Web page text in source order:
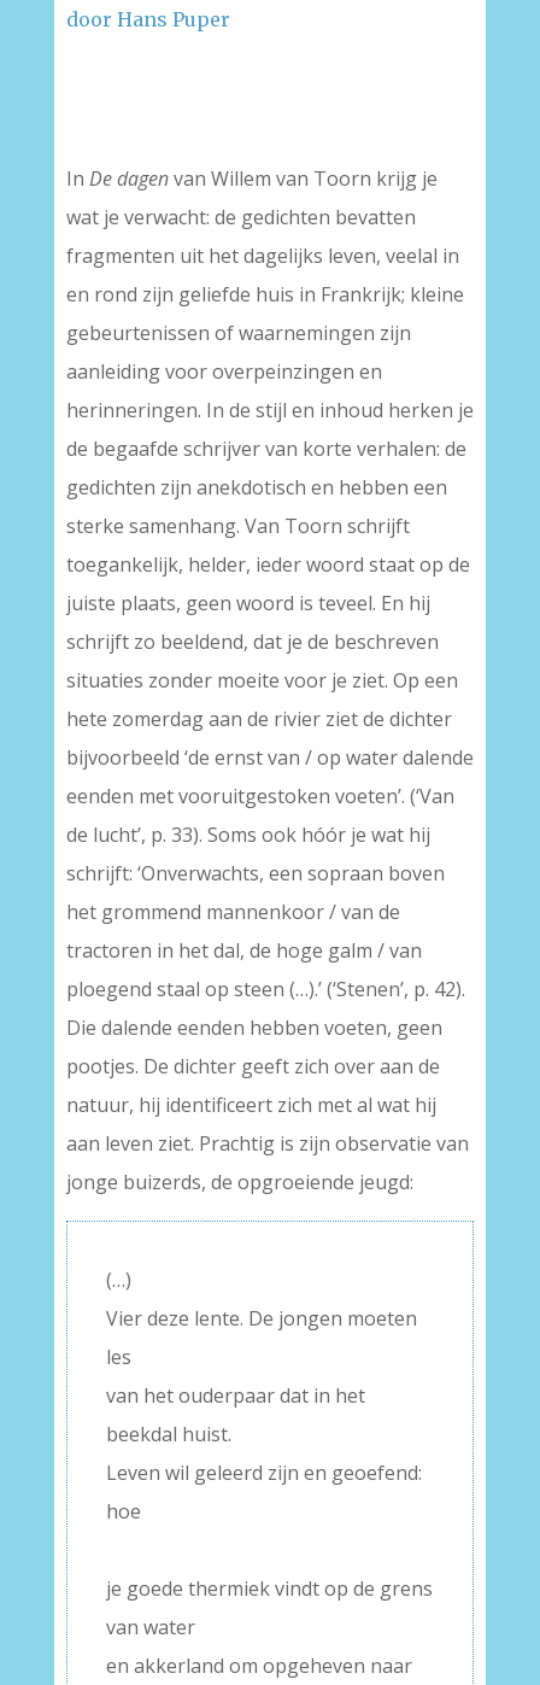
door Hans Puper
In De dagenvan Willem van Toorn krijg je
wat je verwacht: de gedichten bevatten
fragmenten uit het dagelijks leven, veelal in
en rond zijn geliefde huis in Frankrijk; kleine
gebeurtenissen of waarnemingen zijn
aanleiding voor overpeinzingen en
herinneringen. In de stijl en inhoud herken je
de begaafde schrijver van korte verhalen: de
gedichten zijn anekdotisch en hebben een
sterke samenhang. Van Toorn schrijft
toegankelijk, helder, ieder woord staat op de
juiste plaats, geen woord is teveel. En hij
schrijft zo beeldend, dat je de beschreven
situaties zonder moeite voor je ziet. Op een
hete zomerdag aan de rivier ziet de dichter
bijvoorbeeld ‘de ernst van / op water dalende
eenden met vooruitgestoken voeten’. (‘Van
de lucht’, p. 33). Soms ook hóór je wat hij
schrijft: ‘Onverwachts, een sopraan boven
het grommend mannenkoor / van de
tractoren in het dal, de hoge galm / van
ploegend staal op steen (…).’ (‘Stenen’, p. 42).
Die dalende eenden hebben voeten, geen
pootjes. De dichter geeft zich over aan de
natuur, hij identificeert zich met al wat hij
aan leven ziet. Prachtig is zijn observatie van
jonge buizerds, de opgroeiende jeugd:
(…)
Vier deze lente. De jongen moeten
les
van het ouderpaar dat in het
beekdal huist.
Leven wil geleerd zijn en geoefend:
hoe
je goede thermiek vindt op de grens
van water
en akkerland om opgeheven naar